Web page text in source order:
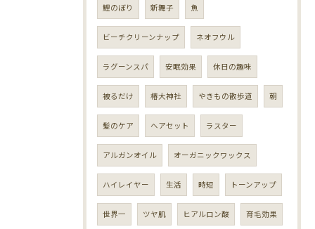
鯉のぼり 新舞子 魚
ビーチクリーンナップ ネオフウル
ラグーンスパ 安眠効果 休日の趣味
被るだけ 椿大神社 やきもの散歩道 朝
髪のケア ヘアセット ラスター
アルガンオイル オーガニックワックス
ハイレイヤー 生活 時短 トーンアップ
世界一 ツヤ肌 ヒアルロン酸 育毛効果